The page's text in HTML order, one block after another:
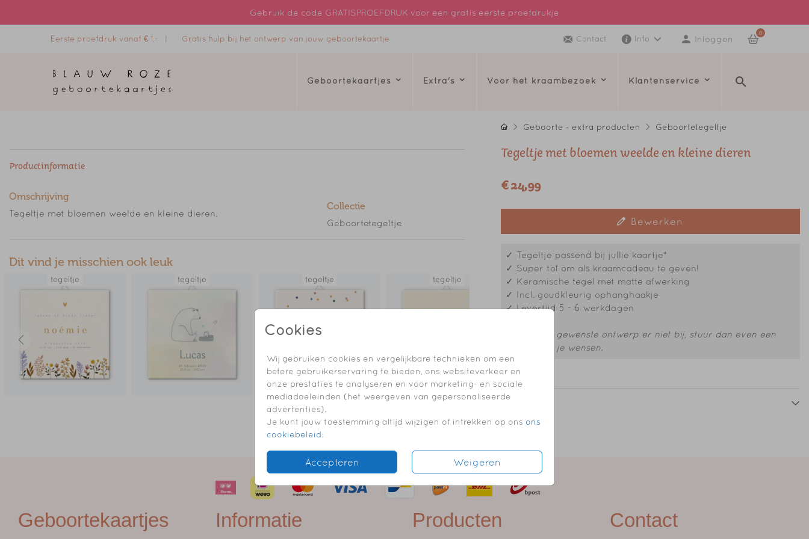
Gebruik de code GRATISPROEFDRUK voor een gratis eerste proefdrukje
Eerste proefdruk vanaf € 1,- | Gratis hulp bij het ontwerp van jouw geboortekaartje Contact Info Inloggen
0
Geboortekaartjes Extra's Voor het kraambezoek Klantenservice
Cookies
Wij gebruiken cookies en vergelijkbare technieken om een
betere gebruikerservaring te bieden, ons websiteverkeer en
onze prestaties te analyseren en voor marketing- en sociale
mediadoeleinden (het weergeven van gepersonaliseerde
advertenties).
Je kunt jouw toestemming altijd wijzigen of intrekken op ons ons
cookiebeleid.
Accepteren Weigeren
Productinformatie
Omschrijving
Tegeltje met bloemen weelde en kleine dieren.
Collectie
Geboortetegeltje
Dit vind je misschien ook leuk
tegeltje tegeltje tegeltje tegeltje Tegeltje tegeltje
Geboorte - extra producten Geboortetegeltje
Tegeltje met bloemen weelde en kleine dieren
€ 24,99
Bewerken
✓ Tegeltje passend bij jullie kaartje*
✓ Super tof om als kraamcadeau te geven!
✓ Keramische tegel met matte afwerking
✓ Incl. goudkleurig ophanghaakje
✓ Levertijd 5 - 6 werkdagen
* Staat het gewenste ontwerp er niet bij, stuur dan even een
met je wensen.
Geboortekaartjes Informatie Producten Contact